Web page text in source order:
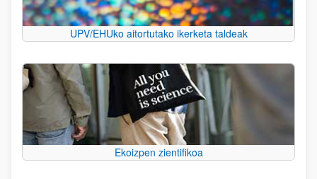
UPV/EHUko aitortutako ikerketa taldeak
Ekoizpen zientifikoa